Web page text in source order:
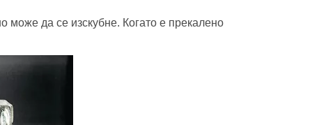
може да се изскубне. Когато е прекалено